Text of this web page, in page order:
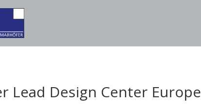
Lead Design Center Europe